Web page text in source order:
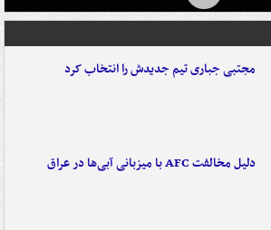
مجتبی جباری تیم جدیدش را انتخاب کرد
دلیل مخالفت AFC با میزبانی آبی‌ها در عراق